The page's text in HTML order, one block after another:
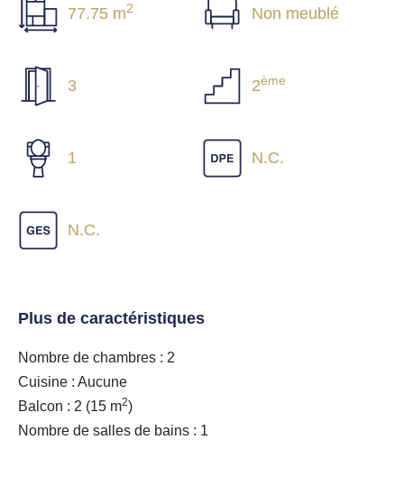
77.75 m2 Non meublé
3 2ème
1 N.C.
N.C.
Plus de caractéristiques
Nombre de chambres : 2
Cuisine : Aucune
Balcon : 2 (15 m2)
Nombre de salles de bains : 1